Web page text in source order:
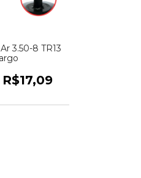
3.50-8 TR13
R$17,09